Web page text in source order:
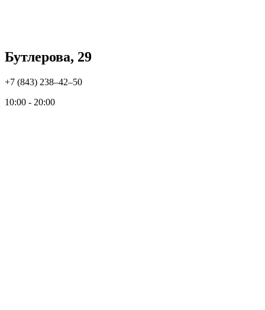
Бутлерова, 29
+7 (843) 238‒42‒50
10:00 - 20:00